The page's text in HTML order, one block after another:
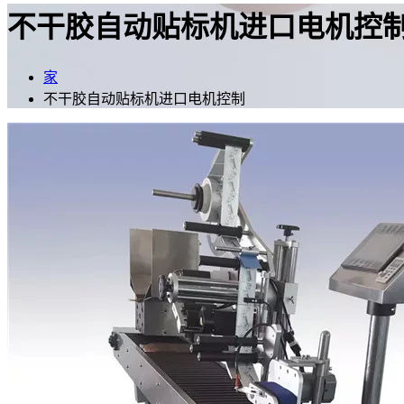
不干胶自动贴标机进口电机控
家
不干胶自动贴标机进口电机控制